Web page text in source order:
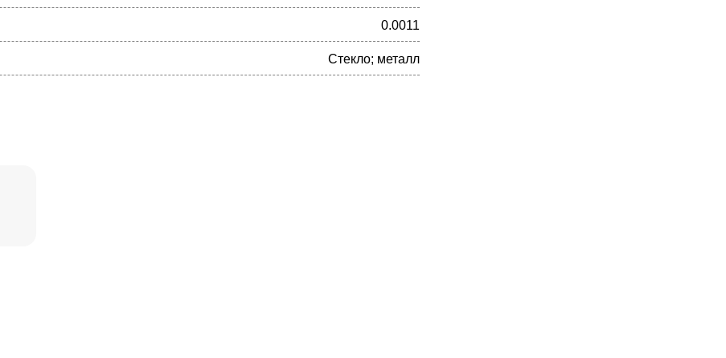
0.0011
Стекло; металл